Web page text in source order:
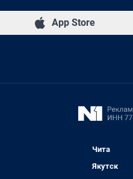
App Store
Чита
Якутск